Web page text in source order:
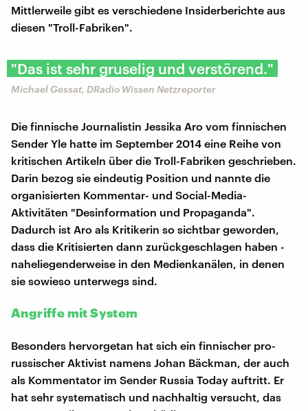
Mittlerweile gibt es verschiedene Insiderberichte aus
diesen "Troll-Fabriken".
"Das ist sehr gruselig und verstörend."
Michael Gessat, DRadio Wissen Netzreporter
Die finnische Journalistin Jessika Aro vom finnischen
Sender Yle hatte im September 2014 eine Reihe von
kritischen Artikeln über die Troll-Fabriken geschrieben.
Darin bezog sie eindeutig Position und nannte die
organisierten Kommentar- und Social-Media-
Aktivitäten "Desinformation und Propaganda".
Dadurch ist Aro als Kritikerin so sichtbar geworden,
dass die Kritisierten dann zurückgeschlagen haben -
naheliegenderweise in den Medienkanälen, in denen
sie sowieso unterwegs sind.
Angriffe mit System
Besonders hervorgetan hat sich ein finnischer pro-
russischer Aktivist namens Johan Bäckman, der auch
als Kommentator im Sender Russia Today auftritt. Er
hat sehr systematisch und nachhaltig versucht, das